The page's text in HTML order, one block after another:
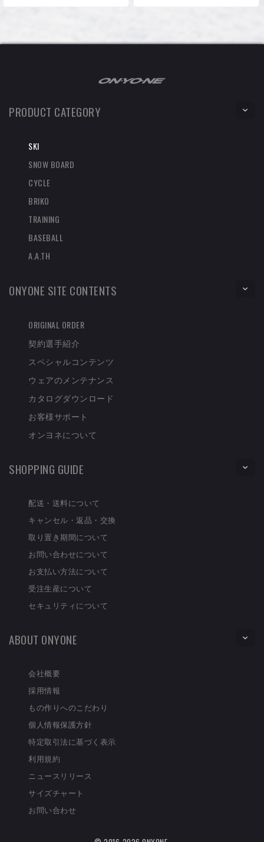
PRODUCT CATEGORY
SKI
SNOW BOARD
CYCLE
BRIKO
TRAINING
BASEBALL
A.A.TH
ONYONE SITE CONTENTS
ORIGINAL ORDER
契約選手紹介
スペシャルコンテンツ
ウェアのメンテナンス
カタログダウンロード
お客様サポート
オンヨネについて
SHOPPING GUIDE
配送・送料について
キャンセル・返品・交換
取り置き期間について
お問い合わせについて
お支払い方法について
受注生産について
セキュリティについて
ABOUT ONYONE
会社概要
採用情報
もの作りへのこだわり
個人情報保護方針
特定取引法に基づく表示
利用規約
ニュースリリース
サイズチャート
お問い合わせ